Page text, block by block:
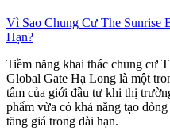
Vì Sao Chung Cư The Sunrise
Hạn?
Tiềm năng khai thác chung cư
Global Gate Hạ Long là một
tâm của giới đầu tư khi thị
phẩm vừa có khả năng tạo
tăng giá trong dài hạn.